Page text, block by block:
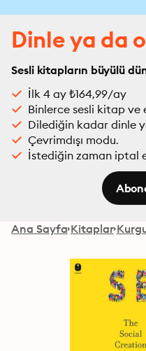
Dinle ya da
Sesli kitapların büyülü
İlk 4 ay ₺164,99/ay
Binlerce sesli kitap ve
Dilediğin kadar dinle
Çevrimdışı modu.
İstediğin zaman iptal
Ana Sayfa Kitaplar